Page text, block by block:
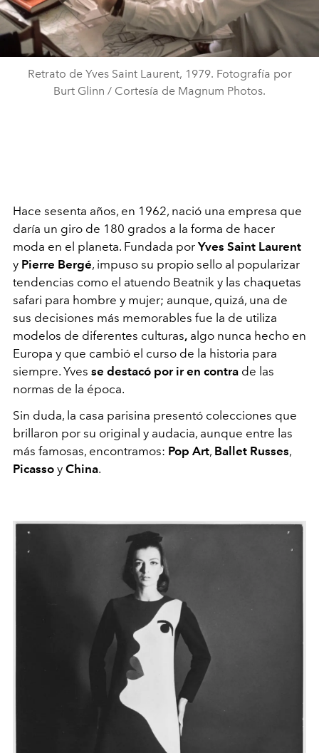
Retrato de Yves Saint Laurent, 1979. Fotografía por
Burt Glinn / Cortesía de Magnum Photos.
Hace sesenta años, en 1962, nació una empresa que
daría un giro de 180 grados a la forma de hacer
moda en el planeta. Fundada por Yves Saint Laurent
y Pierre Bergé, impuso su propio sello al popularizar
tendencias como el atuendo Beatnik y las chaquetas
safari para hombre y mujer; aunque, quizá, una de
sus decisiones más memorables fue la de utiliza
modelos de diferentes culturas, algo nunca hecho en
Europa y que cambió el curso de la historia para
siempre. Yves se destacó por ir en contra de las
normas de la época.
Sin duda, la casa parisina presentó colecciones que
brillaron por su original y audacia, aunque entre las
más famosas, encontramos: Pop Art, Ballet Russes,
Picasso y China.